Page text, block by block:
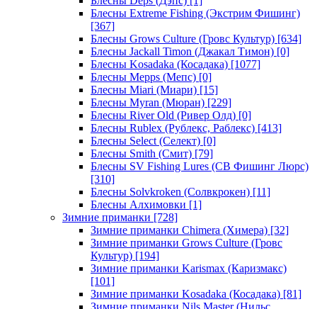
Блесны Extreme Fishing (Экстрим Фишинг)
[367]
Блесны Grows Culture (Гровс Культур) [634]
Блесны Jackall Timon (Джакал Тимон) [0]
Блесны Kosadaka (Косадака) [1077]
Блесны Mepps (Мепс) [0]
Блесны Miari (Миари) [15]
Блесны Myran (Мюран) [229]
Блесны River Old (Ривер Олд) [0]
Блесны Rublex (Рублекс, Раблекс) [413]
Блесны Select (Селект) [0]
Блесны Smith (Смит) [79]
Блесны SV Fishing Lures (СВ Фишинг Люрс)
[310]
Блесны Solvkroken (Солвкрокен) [11]
Блесны Алхимовки [1]
Зимние приманки [728]
Зимние приманки Chimera (Химера) [32]
Зимние приманки Grows Culture (Гровс
Культур) [194]
Зимние приманки Karismax (Каризмакс)
[101]
Зимние приманки Kosadaka (Косадака) [81]